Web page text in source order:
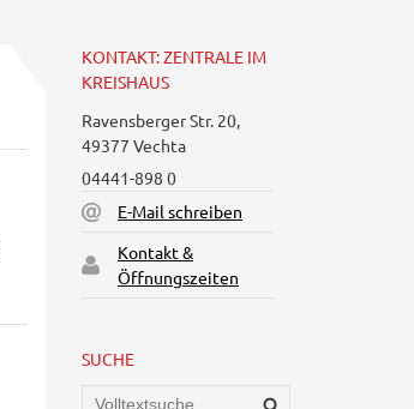
KONTAKT: ZENTRALE IM
KREISHAUS
Ravensberger Str. 20,
49377 Vechta
04441-898 0
E-Mail schreiben
Kontakt &
Öffnungszeiten
SUCHE